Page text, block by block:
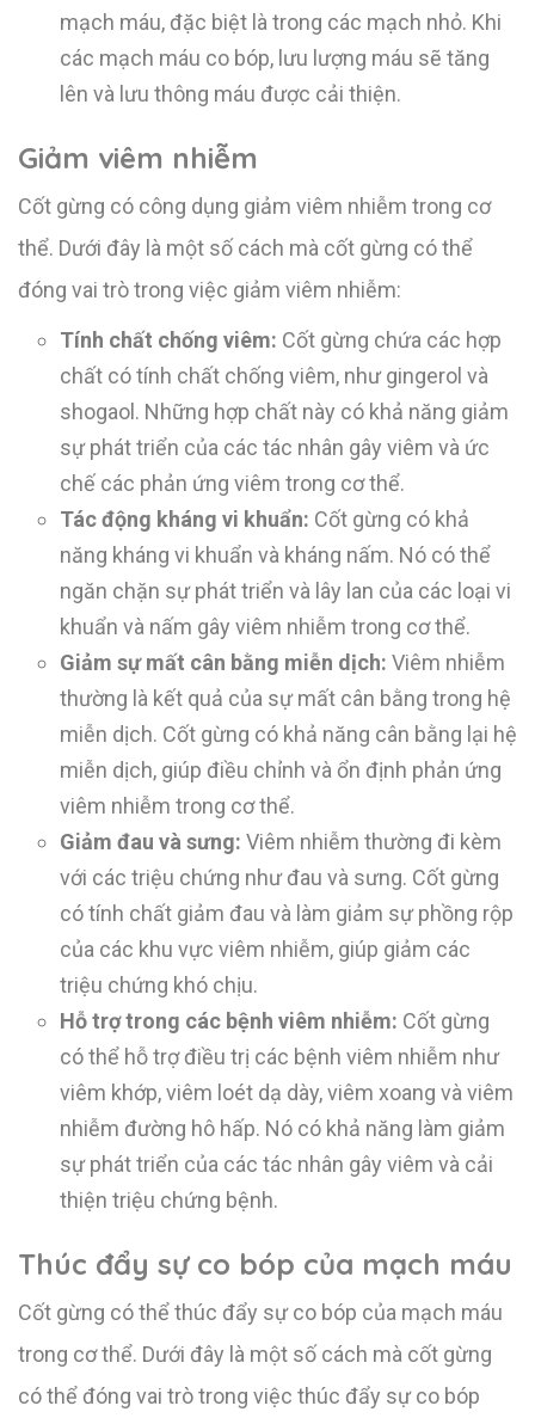
mạch máu, đặc biệt là trong các mạch nhỏ. Khi
các mạch máu co bóp, lưu lượng máu sẽ tăng
lên và lưu thông máu được cải thiện.
Giảm viêm nhiễm
Cốt gừng có công dụng giảm viêm nhiễm trong cơ
thể. Dưới đây là một số cách mà cốt gừng có thể
đóng vai trò trong việc giảm viêm nhiễm:
Tính chất chống viêm: Cốt gừng chứa các hợp
chất có tính chất chống viêm, như gingerol và
shogaol. Những hợp chất này có khả năng giảm
sự phát triển của các tác nhân gây viêm và ức
chế các phản ứng viêm trong cơ thể.
Tác động kháng vi khuẩn: Cốt gừng có khả
năng kháng vi khuẩn và kháng nấm. Nó có thể
ngăn chặn sự phát triển và lây lan của các loại vi
khuẩn và nấm gây viêm nhiễm trong cơ thể.
Giảm sự mất cân bằng miễn dịch: Viêm nhiễm
thường là kết quả của sự mất cân bằng trong hệ
miễn dịch. Cốt gừng có khả năng cân bằng lại hệ
miễn dịch, giúp điều chỉnh và ổn định phản ứng
viêm nhiễm trong cơ thể.
Giảm đau và sưng: Viêm nhiễm thường đi kèm
với các triệu chứng như đau và sưng. Cốt gừng
có tính chất giảm đau và làm giảm sự phồng rộp
của các khu vực viêm nhiễm, giúp giảm các
triệu chứng khó chịu.
Hỗ trợ trong các bệnh viêm nhiễm: Cốt gừng
có thể hỗ trợ điều trị các bệnh viêm nhiễm như
viêm khớp, viêm loét dạ dày, viêm xoang và viêm
nhiễm đường hô hấp. Nó có khả năng làm giảm
sự phát triển của các tác nhân gây viêm và cải
thiện triệu chứng bệnh.
Thúc đẩy sự co bóp của mạch máu
Cốt gừng có thể thúc đẩy sự co bóp của mạch máu
trong cơ thể. Dưới đây là một số cách mà cốt gừng
có thể đóng vai trò trong việc thúc đẩy sự co bóp